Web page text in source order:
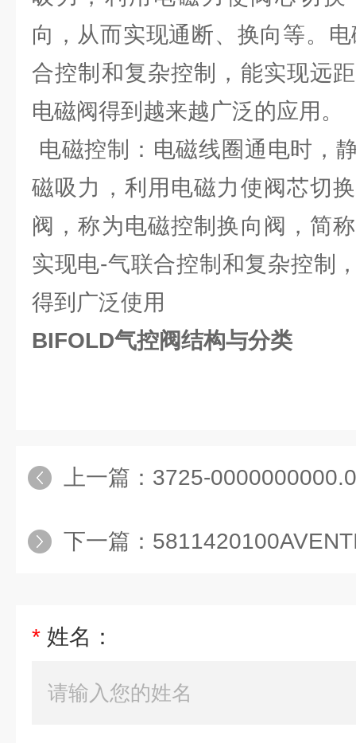
向，从而实现通断、换向等。
合控制和复杂控制，能实现远
电磁阀得到越来越广泛的应用。
电磁控制：电磁线圈通电时，
磁吸力，利用电磁力使阀芯切
阀，称为电磁控制换向阀，简
实现电-气联合控制和复杂控制
得到广泛使用
BIFOLD气控阀结构与分类
上一篇： 3725-0000000000.00阀门定
下一篇： 5811420100AVENTICS
* 姓名：